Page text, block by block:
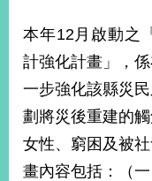
本年12月啟動之
計強化計畫」，
一步強化該縣災
劃將災後重建的
女性、窮困及被
畫內容包括：（